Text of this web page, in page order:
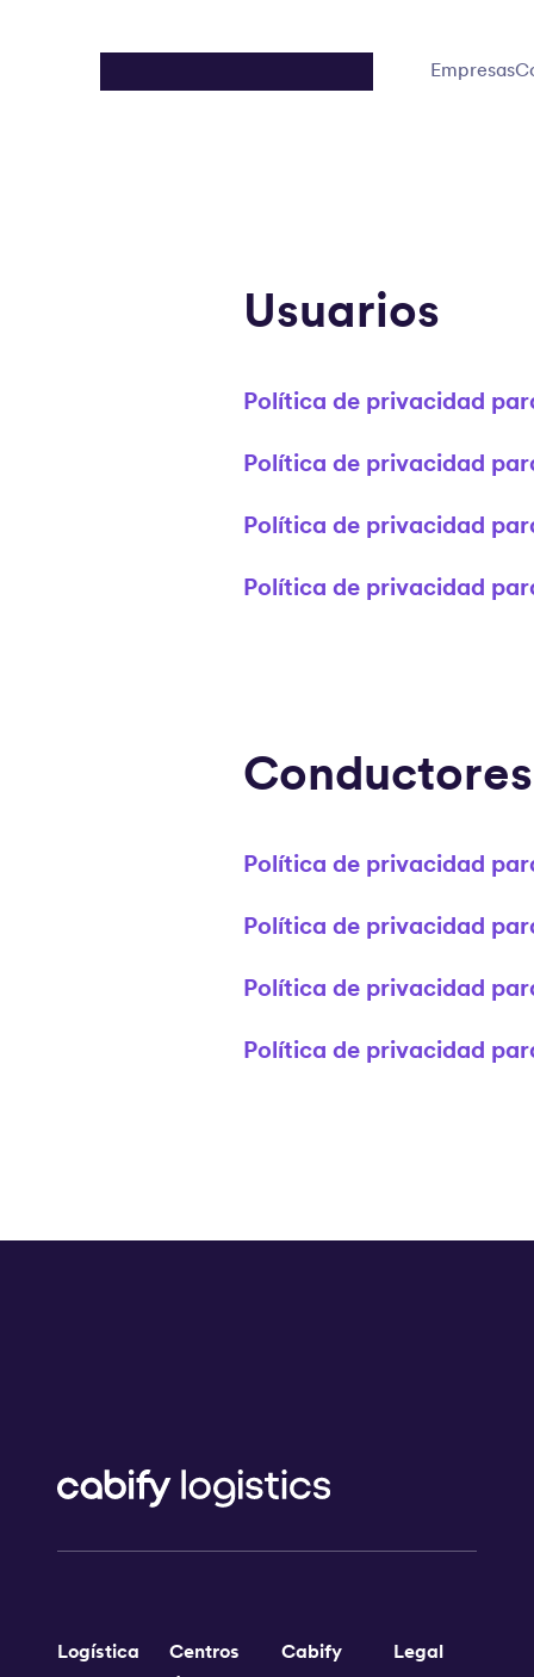
Empresas
Usuarios
Política de privacidad
Política de privacidad
Política de privacidad
Política de privacidad
Conductores
Política de privacidad
Política de privacidad
Política de privacidad
Política de privacidad
Logística
Centros
Cabify Legal